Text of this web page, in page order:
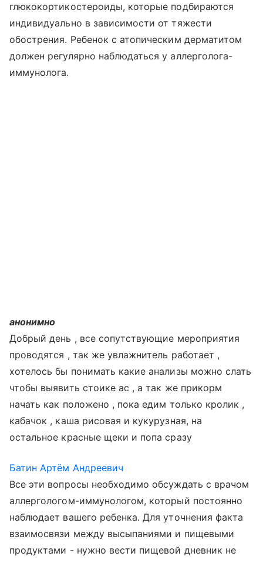
глюкокортикостероиды, которые подбираются
индивидуально в зависимости от тяжести
обострения. Ребенок с атопическим дерматитом
должен регулярно наблюдаться у аллерголога-
иммунолога.
анонимно
Добрый день , все сопутствующие мероприятия
проводятся , так же увлажнитель работает ,
хотелось бы понимать какие анализы можно слать
чтобы выявить стоике ас , а так же прикорм
начать как положено , пока едим только кролик ,
кабачок , каша рисовая и кукурузная, на
остальное красные щеки и попа сразу
Батин Артём Андреевич
Все эти вопросы необходимо обсуждать с врачом
аллергологом-иммунологом, который постоянно
наблюдает вашего ребенка. Для уточнения факта
взаимосвязи между высыпаниями и пищевыми
продуктами - нужно вести пищевой дневник не